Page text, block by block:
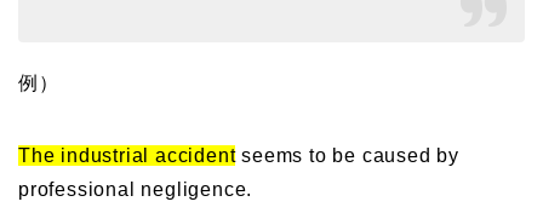
例）
The industrial accidentseems to be caused by
professional negligence.